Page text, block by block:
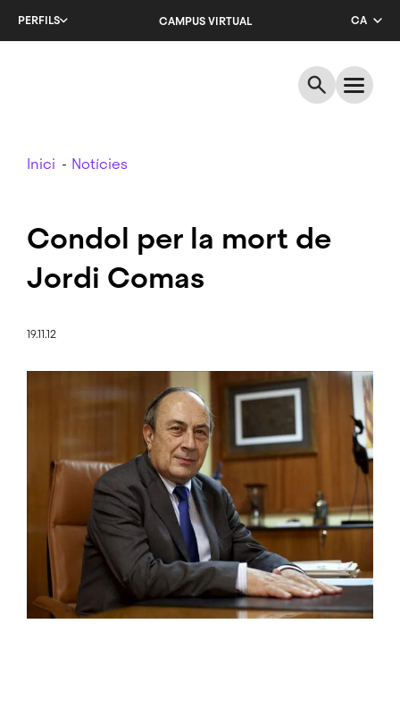
PERFILS CAMPUS VIRTUAL
CA
ES
Breadcrumb
Inici Notícies
Condol per la mort de
Jordi Comas
19.11.12